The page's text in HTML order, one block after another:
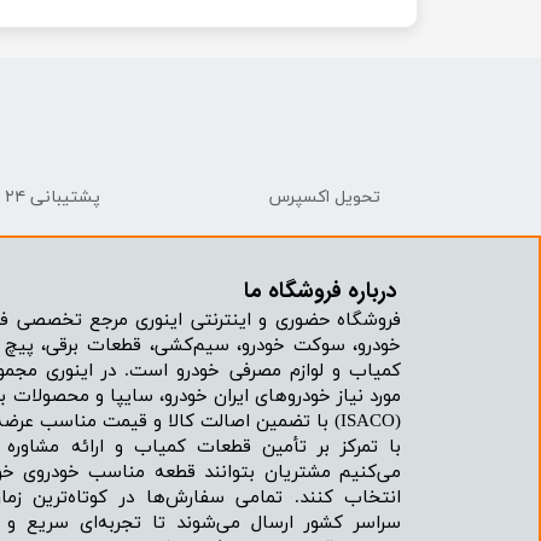
فروشگاه حضوری و اینترنتی اینوری مرجع تخصصی
خودرو، سوکت خودرو، سیم‌کشی، قطعات برقی، پیچ
کمیاب و لوازم مصرفی خودرو است. در اینوری
مورد نیاز خودروهای ایران خودرو، سایپا و محصولات
(ISACO) با تضمین اصالت کالا و قیمت مناسب عرضه می‌شود.
با تمرکز بر تأمین قطعات کمیاب و ارائه
می‌کنیم مشتریان بتوانند قطعه مناسب خودروی
انتخاب کنند. تمامی سفارش‌ها در کوتاه‌ترین
سراسر کشور ارسال می‌شوند تا تجربه‌ای سریع
درباره فروشگاه ما​​​​​​​
تحویل اکسپرس پشتیبانی ۲۴ ساعته